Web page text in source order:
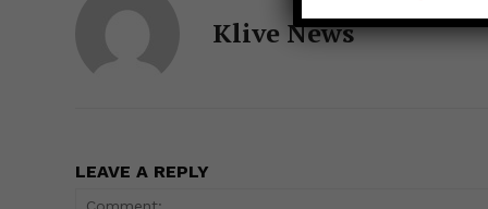
Klive News
LEAVE A REPLY